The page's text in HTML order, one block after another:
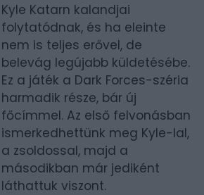
Kyle Katarn kalandjai
folytatódnak, és ha eleinte
nem is teljes erővel, de
belevág legújabb küldetésébe.
Ez a játék a Dark Forces-széria
harmadik része, bár új
főcímmel. Az első felvonásban
ismerkedhettünk meg Kyle-lal,
a zsoldossal, majd a
másodikban már jediként
láthattuk viszont.